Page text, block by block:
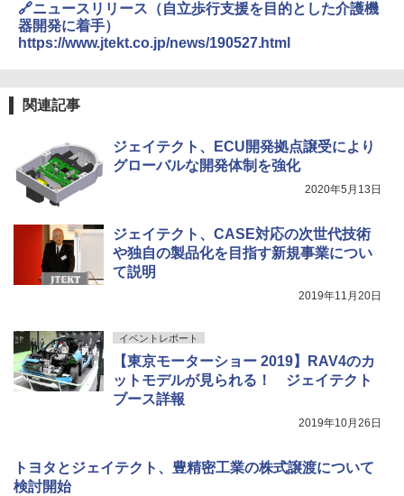
🔗ニュースリリース（自立歩行支援を目的とした介護機
器開発に着手）
https://www.jtekt.co.jp/news/190527.html
関連記事
ジェイテクト、ECU開発拠点譲受により
グローバルな開発体制を強化
2020年5月13日
ジェイテクト、CASE対応の次世代技術
や独自の製品化を目指す新規事業につい
て説明
2019年11月20日
イベントレポート
【東京モーターショー 2019】RAV4のカ
ットモデルが見られる！ ジェイテクト
ブース詳報
2019年10月26日
トヨタとジェイテクト、豊精密工業の株式譲渡について
検討開始